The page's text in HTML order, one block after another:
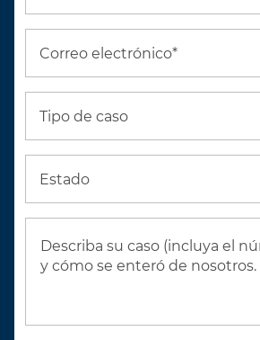
Correo electrónico*
Tipo de caso
Estado